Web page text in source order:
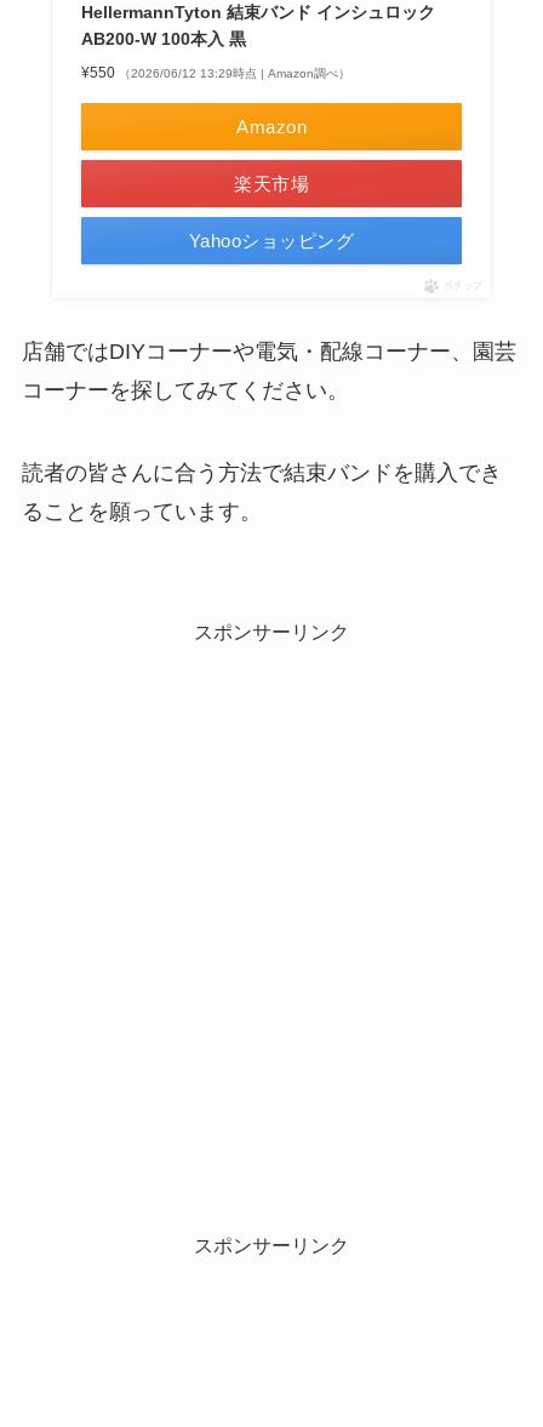
HellermannTyton 結束バンド インシュロック
AB200-W 100本入 黒
¥550 （2026/06/12 13:29時点 | Amazon調べ）
Amazon
楽天市場
Yahooショッピング
ポチップ
店舗ではDIYコーナーや電気・配線コーナー、園芸
コーナーを探してみてください。
読者の皆さんに合う方法で結束バンドを購入でき
ることを願っています。
スポンサーリンク
スポンサーリンク